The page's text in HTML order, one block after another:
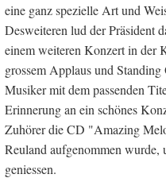
eine ganz spezielle Art und
Desweiteren lud der Präsident
einem weiteren Konzert in der
grossem Applaus und
Musiker mit dem passenden
Erinnerung an ein schönes
Zuhörer die CD "Amazing
Reuland aufgenommen
geniessen.